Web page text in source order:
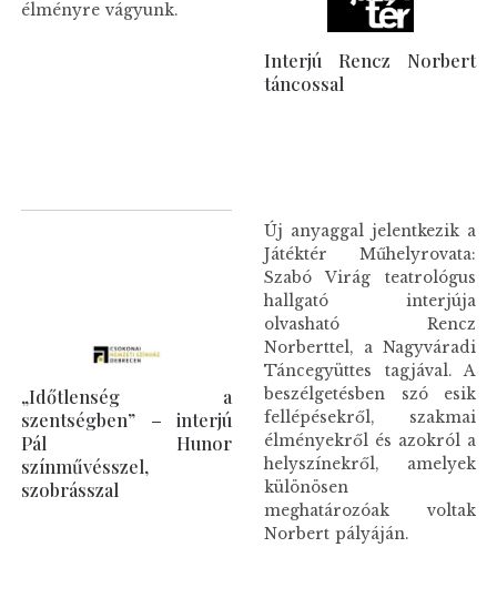
élményre vágyunk.
„Időtlenség a
szentségben” – interjú
Pál Hunor
színművésszel,
szobrásszal
Interjú Rencz Norbert
táncossal
Új anyaggal jelentkezik a
Játéktér Műhelyrovata:
Szabó Virág teatrológus
hallgató interjúja
olvasható Rencz
Norberttel, a Nagyváradi
Táncegyüttes tagjával. A
beszélgetésben szó esik
fellépésekről, szakmai
élményekről és azokról a
helyszínekről, amelyek
különösen
meghatározóak voltak
Norbert pályáján.